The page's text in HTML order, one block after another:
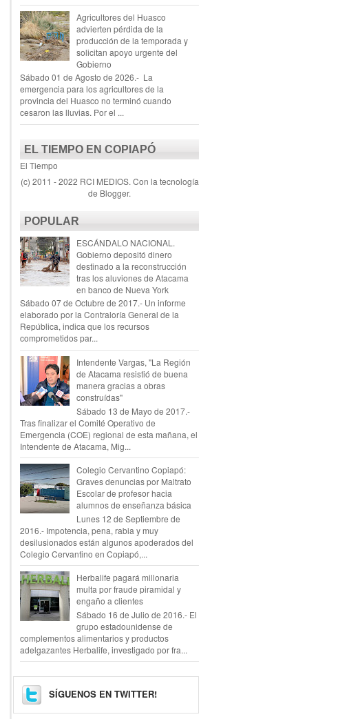
Agricultores del Huasco
advierten pérdida de la
producción de la temporada y
solicitan apoyo urgente del
Gobierno
Sábado 01 de Agosto de 2026.- La
emergencia para los agricultores de la
provincia del Huasco no terminó cuando
cesaron las lluvias. Por el ...
EL TIEMPO EN COPIAPÓ
El Tiempo
(c) 2011 - 2022 RCI MEDIOS. Con la tecnología
de Blogger.
POPULAR
ESCÁNDALO NACIONAL.
Gobierno depositó dinero
destinado a la reconstrucción
tras los aluviones de Atacama
en banco de Nueva York
Sábado 07 de Octubre de 2017.- Un informe
elaborado por la Contraloría General de la
República, indica que los recursos
comprometidos par...
Intendente Vargas, "La Región
de Atacama resistió de buena
manera gracias a obras
construídas"
Sábado 13 de Mayo de 2017.-
Tras finalizar el Comité Operativo de
Emergencia (COE) regional de esta mañana, el
Intendente de Atacama, Mig...
Colegio Cervantino Copiapó:
Graves denuncias por Maltrato
Escolar de profesor hacia
alumnos de enseñanza básica
Lunes 12 de Septiembre de
2016.- Impotencia, pena, rabia y muy
desilusionados están algunos apoderados del
Colegio Cervantino en Copiapó,...
Herbalife pagará millonaria
multa por fraude piramidal y
engaño a clientes
Sábado 16 de Julio de 2016.- El
grupo estadounidense de
complementos alimentarios y productos
adelgazantes Herbalife, investigado por fra...
SÍGUENOS EN TWITTER!